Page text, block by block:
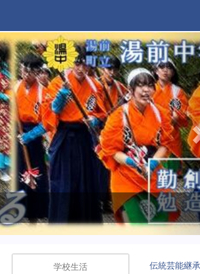
学校生活 伝統芸能継